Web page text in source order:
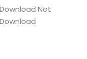
Not